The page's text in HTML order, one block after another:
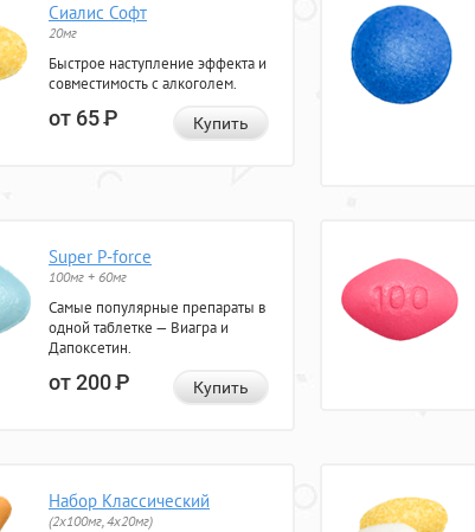
Сиалис Софт
20мг
Быстрое наступление эффекта и
совместимость с алкоголем.
от 65Р Купить
Super P-force
100мг + 60мг
Самые популярные препараты в
одной таблетке — Виагра и
Дапоксетин.
от 200Р Купить
Набор Классический
(2x100мг, 4x20мг)